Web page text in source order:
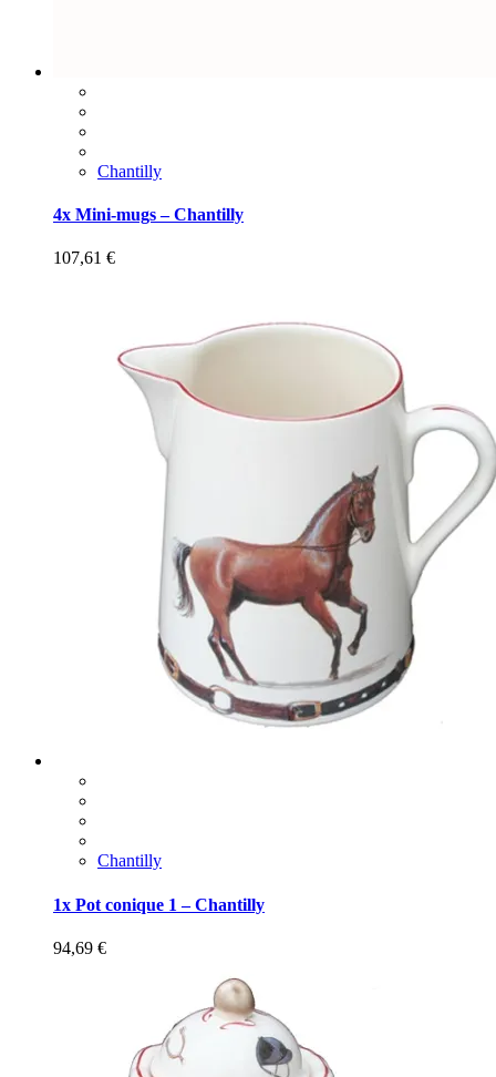
Chantilly
4x Mini-mugs – Chantilly
107,61 €
Chantilly
1x Pot conique 1 – Chantilly
94,69 €